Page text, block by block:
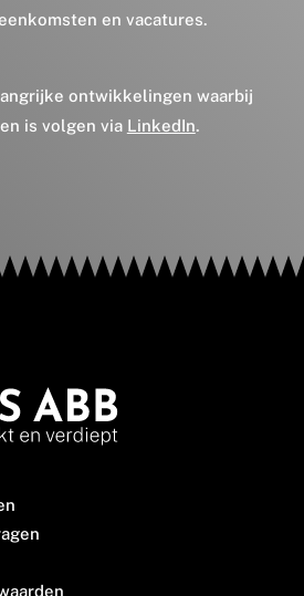
en vacatures.
ontwikkelingen waarbij
is volgen via LinkedIn.